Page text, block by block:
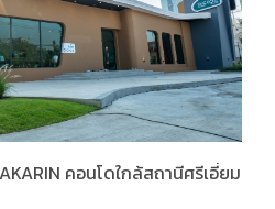
คอนโดใกล้สถานีศรีเอี่ยม